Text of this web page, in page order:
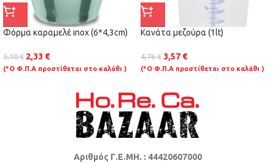
Φόρμα καραμελέ inox (6*4,3cm)
3,10€ 2,33 €
(*Ο Φ.Π.Α προστίθεται στο καλάθι )
Κανάτα μεζούρα (1lt)
4,76€ 3,57 €
(*Ο Φ.Π.Α προστίθεται στο καλάθι )
Αριθμός Γ.Ε.ΜΗ. : 44420607000